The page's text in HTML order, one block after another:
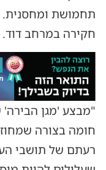
חקירה במרחב דוד.
"מבצע 'מגן הבירה'
חומה בצורה
רעתם של תושבי